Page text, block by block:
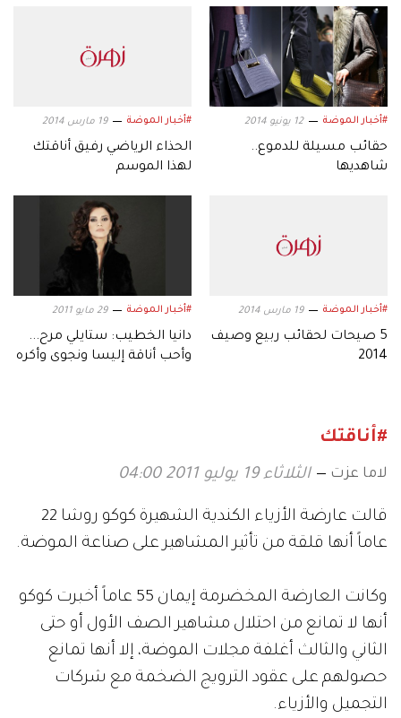
#أخبار الموضة 12 يونيو 2014
حقائب مسيلة للدموع..
شاهديها
#أخبار الموضة 19 مارس 2014
الحذاء الرياضي رفيق أناقتك
لهذا الموسم
#أخبار الموضة 19 مارس 2014
5 صيحات لحقائب ربيع وصيف
2014
#أخبار الموضة 29 مايو 2011
دانيا الخطيب: ستايلي مرح...
وأحب أناقة إليسا ونجوى وأكره
#أناقتك
لاما عزت الثلاثاء 19 يوليو 2011 04:00
قالت عارضة الأزياء الكندية الشهيرة كوكو روشا 22
عاماً أنها قلقة من تأثير المشاهير على صناعة الموضة.
وكانت العارضة المخضرمة إيمان 55 عاماً أخبرت كوكو
أنها لا تمانع من احتلال مشاهير الصف الأول أو حتى
الثاني والثالث أغلفة مجلات الموضة، إلا أنها تمانع
حصولهم على عقود الترويج الضخمة مع شركات
التجميل والأزياء.